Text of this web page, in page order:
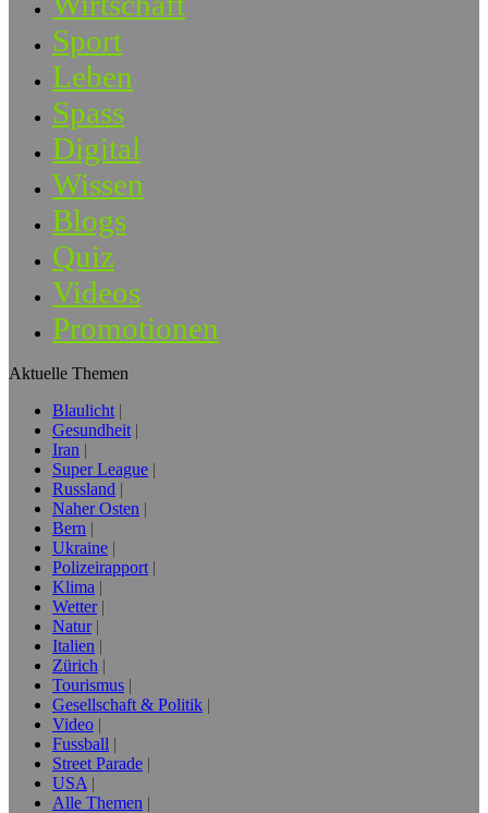
Sport
Leben
Spass
Digital
Wissen
Blogs
Quiz
Videos
Promotionen
Aktuelle Themen
Blaulicht
Gesundheit
Iran
Super League
Russland
Naher Osten
Bern
Ukraine
Polizeirapport
Klima
Wetter
Natur
Italien
Zürich
Tourismus
Gesellschaft & Politik
Video
Fussball
Street Parade
USA
Alle Themen